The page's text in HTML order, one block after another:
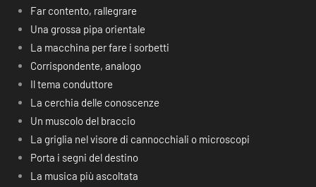
Far contento, rallegrare
Una grossa pipa orientale
La macchina per fare i sorbetti
Corrispondente, analogo
Il tema conduttore
La cerchia delle conoscenze
Un muscolo del braccio
La griglia nel visore di cannocchiali o microscopi
Porta i segni del destino
La musica più ascoltata